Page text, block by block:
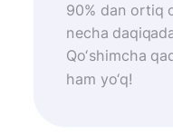
90% dan ortiq
necha
Qo‘shimcha
ham yo‘q!